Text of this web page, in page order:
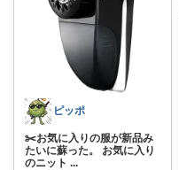
ピッポ
✂️お気に入りの服が新品み
たいに蘇った。 お気に入り
のニット ...